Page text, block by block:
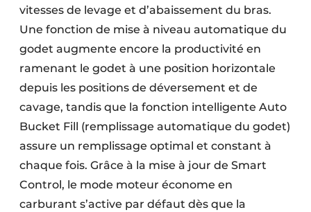
vitesses de levage et d’abaissement du bras.
Une fonction de mise à niveau automatique du
godet augmente encore la productivité en
ramenant le godet à une position horizontale
depuis les positions de déversement et de
cavage, tandis que la fonction intelligente Auto
Bucket Fill (remplissage automatique du godet)
assure un remplissage optimal et constant à
chaque fois. Grâce à la mise à jour de Smart
Control, le mode moteur économe en
carburant s’active par défaut dès que la